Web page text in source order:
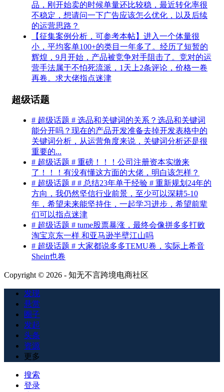
品，刚开始卖的时候单量还比较稳，最近转化率很
不稳定，想请问一下广告应该怎么优化，以及后续
的运营思路？
【征集案例分析，可参考本帖】进入一个体量很
小，平均客单100+的类目一年多了。经历了短暂的
辉煌，9月开始，产品被竞争对手阻击了。竞对的运
营手法属于不怕死流派，1天上2条评论，价格一卷
再卷。求大佬指点迷津
超级话题
# 超级话题 # 选品和关键词的关系？选品和关键词
能分开吗？现在的产品开发准备去掉开发表格中的
关键词分析，从运营角度来说，关键词分析还是很
重要的...
# 超级话题 # 重磅！！！公司注册资本实缴来
了！！！有没有懂这方面的大佬，明白该怎样？
# 超级话题 # # 总结23年单干经验 # 重新规划24年的
方向，我仍然坚信行业前景，至少可以深耕5-10
年，希望未来能坚持住，一起学习进步，希望前辈
们可以指点迷津
# 超级话题 # tume股票暴涨，最终会像拼多多打败
淘宝京东一样 和亚马逊半壁江山吗
# 超级话题 # 大家都说多多TEMU卷，实际上希音
Shein也卷
Copyright © 2026 - 知无不言跨境电商社区
发现
悬赏
圈子
发起
头条
资源
更多
搜索
登录